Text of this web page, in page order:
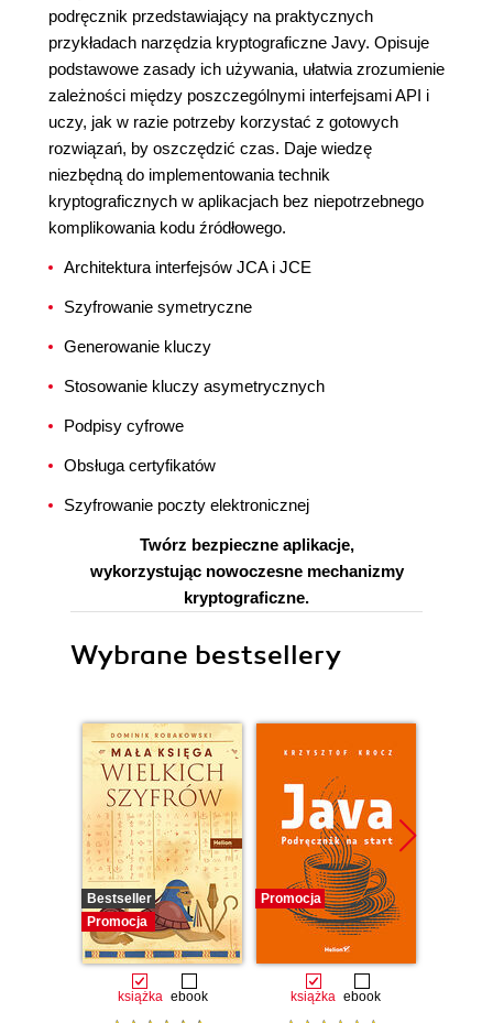
podręcznik przedstawiający na praktycznych
przykładach narzędzia kryptograficzne Javy. Opisuje
podstawowe zasady ich używania, ułatwia zrozumienie
zależności między poszczególnymi interfejsami API i
uczy, jak w razie potrzeby korzystać z gotowych
rozwiązań, by oszczędzić czas. Daje wiedzę
niezbędną do implementowania technik
kryptograficznych w aplikacjach bez niepotrzebnego
komplikowania kodu źródłowego.
Architektura interfejsów JCA i JCE
Szyfrowanie symetryczne
Generowanie kluczy
Stosowanie kluczy asymetrycznych
Podpisy cyfrowe
Obsługa certyfikatów
Szyfrowanie poczty elektronicznej
Twórz bezpieczne aplikacje,
wykorzystując nowoczesne mechanizmy
kryptograficzne.
Wybrane bestsellery
Bestseller
Promocja
książka ebook
Promocja
książka ebook